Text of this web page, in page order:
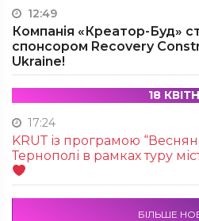
12:49
Компанія «Креатор-Буд»
спонсором Recovery
Ukraine!
18
17:24
KRUТ із програмою
Тернополі в рамках туру
БІЛЬШЕ